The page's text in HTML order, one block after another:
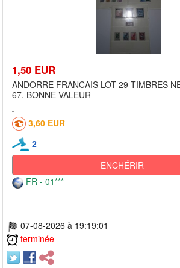
1,50 EUR
ANDORRE FRANCAIS LOT 29 TIMBRES
67. BONNE VALEUR
3,60 EUR
2
ENCHÉRIR
FR - 01***
07-08-2026 à 19:19:01
terminée